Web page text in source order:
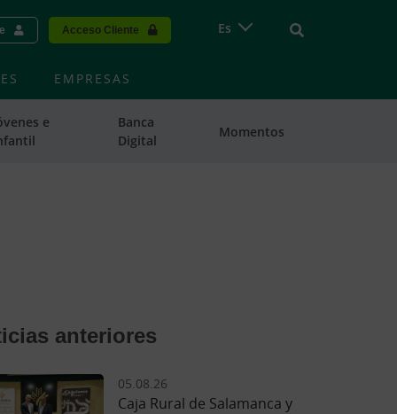
Acceso Cliente Es Vinculo -
e
Banca
Digital
Momentos
EMPRESAS
anteriores
05.08.26
Caja Rural de Salamanca y